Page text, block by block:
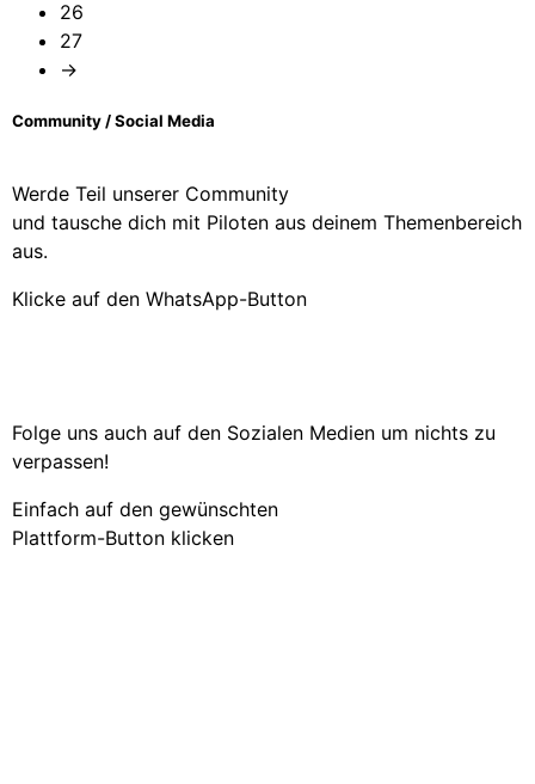
26
27
→
Community / Social Media
Werde Teil unserer Community
und tausche dich mit Piloten aus deinem Themenbereich
aus.
Klicke auf den WhatsApp-Button
Folge uns auch auf den Sozialen Medien um nichts zu
verpassen!
Einfach auf den gewünschten
Plattform-Button klicken